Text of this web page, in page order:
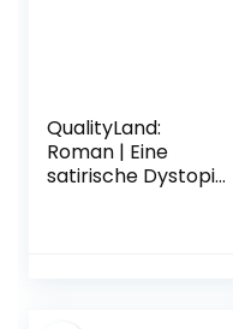
QualityLand:
Roman | Eine
satirische Dystopie